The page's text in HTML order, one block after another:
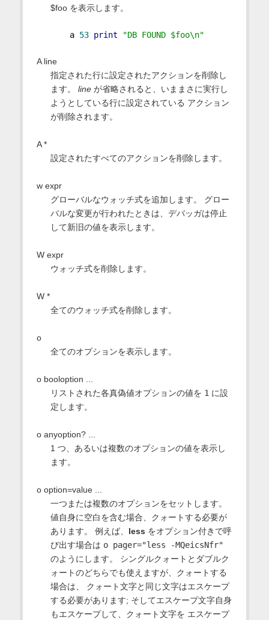
$foo を表示します。
a 53 print "DB FOUND $foo\n"
A line
指定された行に設定されたアクションを削除し
ます。 lineが省略されると、いままさに実行し
ようとしている行に設定されている アクション
が削除されます。
A *
設定されたすべてのアクションを削除します。
w expr
グローバルなウォッチ式を追加します。 グロー
バルな変更が行われたときは、デバッガは停止
して新旧の値を表示します。
W expr
ウォッチ式を削除します。
W *
全てのウォッチ式を削除します。
o
全てのオプションを表示します。
o booloption ...
リストされた各真偽値オプションの値を 1 に設
定します。
o anyoption? ...
1 つ、あるいは複数のオプションの値を表示し
ます。
o option=value ...
一つまたは複数のオプションをセットします。
値自身に空白を含む場合、クォートする必要が
あります。 例えば、 less をオプション付きで呼
び出す場合は o pager="less -MQeicsNfr"
のようにします。 シングルクォートとダブルク
ォートのどちらでも使えますが、クォートする
場合は、 クォート文字と同じ文字はエスケープ
する必要があります; そしてエスケープ文字自身
もエスケープして、クォート文字を エスケープ